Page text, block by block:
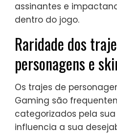
assinantes e
dentro do jogo.
Raridade dos
personagens e
Os trajes de
Gaming são
categorizados pela
influencia a sua